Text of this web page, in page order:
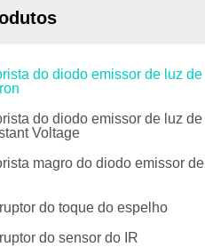
do diodo emissor de luz de
do diodo emissor de luz de
Voltage
magro do diodo emissor de
do toque do espelho
do sensor do IR